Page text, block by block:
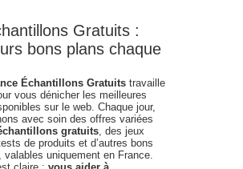
Gratuits :
bons plans chaque
Échantillons Gratuits travaille
vous dénicher les meilleures
sur le web. Chaque jour,
avec soin des offres variées
gratuits, des jeux
de produits et d’autres bons
uniquement en France.